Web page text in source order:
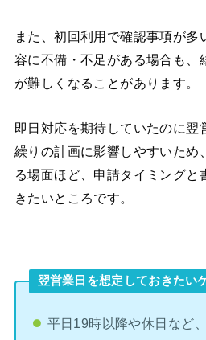
また、初回利用で確認事項が多
容に不備・不足がある場合も、
が難しくなることがあります。
即日対応を期待していたのに翌
繰りの計画に影響しやすいため
る場面ほど、申請タイミングと
きたいところです。
翌営業日を想定しておきたい
平日19時以降や休日など